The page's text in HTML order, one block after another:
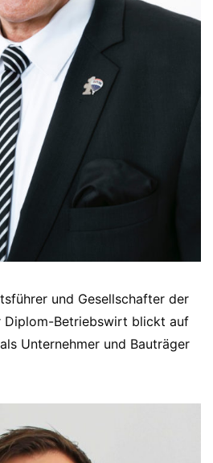
und Gesellschafter der
Diplom-Betriebswirt blickt auf
Unternehmer und Bauträger